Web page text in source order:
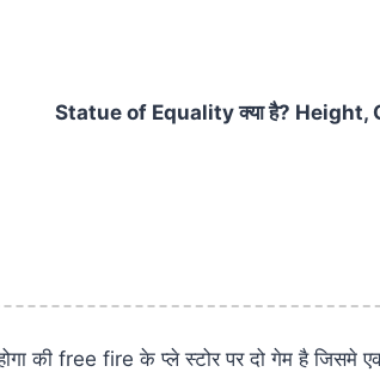
Statue of Equality क्या है? Height,
की free fire के प्ले स्टोर पर दो गेम है